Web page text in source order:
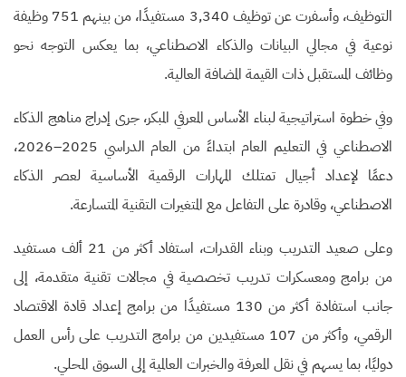
التوظيف، وأسفرت عن توظيف 3,340 مستفيدًا، من بينهم 751 وظيفة
نوعية في مجالي البيانات والذكاء الاصطناعي، بما يعكس التوجه نحو
وظائف المستقبل ذات القيمة المضافة العالية.
وفي خطوة استراتيجية لبناء الأساس المعرفي المبكر، جرى إدراج مناهج الذكاء
الاصطناعي في التعليم العام ابتداءً من العام الدراسي 2025–2026،
دعمًا لإعداد أجيال تمتلك المهارات الرقمية الأساسية لعصر الذكاء
الاصطناعي، وقادرة على التفاعل مع المتغيرات التقنية المتسارعة.
وعلى صعيد التدريب وبناء القدرات، استفاد أكثر من 21 ألف مستفيد
من برامج ومعسكرات تدريب تخصصية في مجالات تقنية متقدمة، إلى
جانب استفادة أكثر من 130 مستفيدًا من برامج إعداد قادة الاقتصاد
الرقمي، وأكثر من 107 مستفيدين من برامج التدريب على رأس العمل
دوليًا، بما يسهم في نقل المعرفة والخبرات العالمية إلى السوق المحلي.